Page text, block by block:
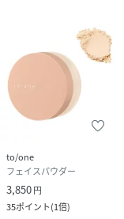
to/one
フェイスパウダー
3,850円
35ポイント(1倍)